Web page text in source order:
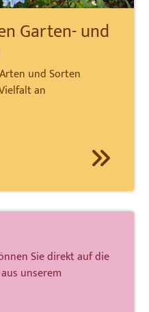
Garten- und
und Sorten
an
Sie direkt auf die
unserem